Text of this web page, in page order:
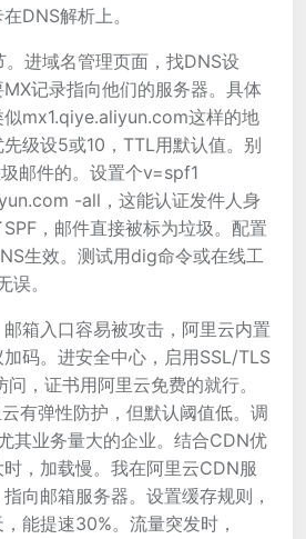
DNS解析上。
进域名管理页面，找DNS设
记录指向他们的服务器。具体
mx1.qiye.aliyun.com这样的地
级设5或10，TTL用默认值。别
邮件的。设置个v=spf1
-all，这能认证发件人身
，邮件直接被标为垃圾。配置
生效。测试用dig命令或在线工
。
箱入口容易被攻击，阿里云内置
码。进安全中心，启用SSL/TLS
，证书用阿里云免费的就行。
有弹性防护，但默认阈值低。调
其业务量大的企业。结合CDN优
，加载慢。我在阿里云CDN服
向邮箱服务器。设置缓存规则，
能提速30%。流量突发时，